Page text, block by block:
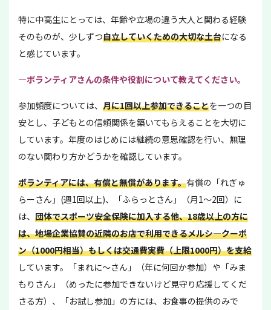
特に中高生にとっては、年齢や立場の違う大人と関わる経験
そのものが、少しずつ自立していくための大切な土台になる
と感じています。
―ボランティアさんの条件や役割について教えてください。
参加頻度については、 月に1回以上参加できることを一つの目
安とし、子どもとの信頼関係を築いてもらえることを大切に
しています。年度のはじめには継続の意思確認を行い、無理
のない関わり方かどうかを確認しています。
ボランティアには、有償と無償があります。有償の「れぎゅ
らーさん」(週1回以上)、「ふらっとさん」（月1～2回）に
は、 団体でスポーツ安全保険に加入する他、18歳以上の方に
は、地場企業協賛の近隣のお店で利用できるメルシ―クーポ
ン（1000円相当）もしくは交通費実費（上限1000円）を支給
しています。「まれに～さん」（年に何回か参加）や「みま
もりさん」（めったに参加できないけど見守り応援してくだ
さる方）、「お試し参加」の方には、お食事の提供のみで